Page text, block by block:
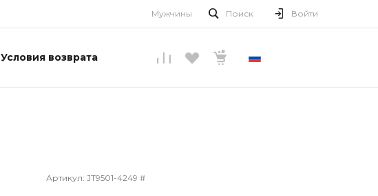
Мужчины Поиск Войти
Условия возврата
Артикул: JT9501-4249 #